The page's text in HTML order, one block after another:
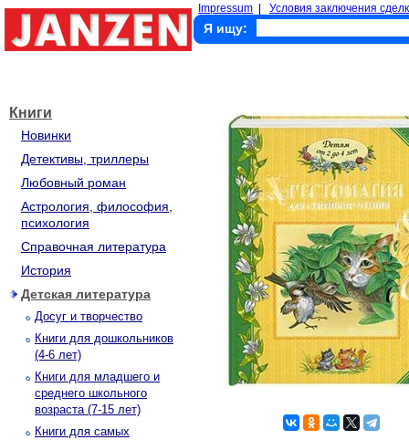
Impressum Условия заключения
Я ищу:
Книги
Новинки
Детективы, триллеры
Любовный роман
Астрология, философия,
психология
Справочная литература
История
Детская литература
Досуг и творчество
Книги для дошкольников
(4-6 лет)
Книги для младшего и
среднего школьного
возраста (7-15 лет)
Книги для самых